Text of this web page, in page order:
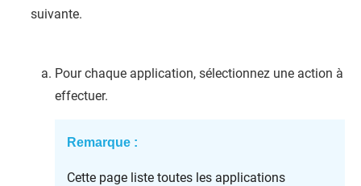
suivante.
Pour chaque application, sélectionnez une action à
effectuer.
Remarque :
Cette page liste toutes les applications